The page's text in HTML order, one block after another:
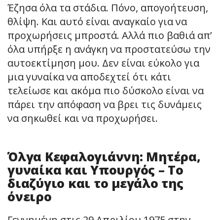
Έζησα όλα τα στάδια. Πόνο, απογοήτευση,
θλίψη. Και αυτό είναι αναγκαίο για να
προχωρήσεις μπροστά. Αλλά πιο βαθιά απ’
όλα υπήρξε η ανάγκη να προστατεύσω την
αυτοεκτίμηση μου. Δεν είναι εύκολο για
μια γυναίκα να αποδεχτεί ότι κάτι
τελείωσε και ακόμα πιο δύσκολο είναι να
πάρει την απόφαση να βρει τις δυνάμεις
να σηκωθεί και να προχωρήσει.
Όλγα Κεφαλογιάννη: Μητέρα,
γυναίκα και Υπουργός – Το
διαζύγιο και το μεγάλο της
όνειρο